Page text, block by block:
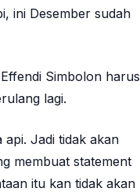
ini Desember sudah
Simbolon harus
lagi.
api. Jadi tidak akan
membuat statement
itu kan tidak akan